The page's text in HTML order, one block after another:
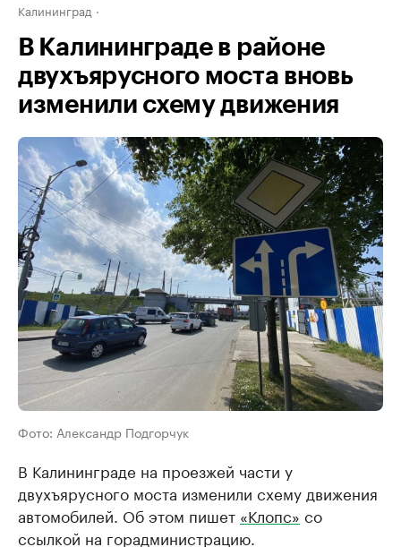
Калининград
В Калининграде в районе
двухъярусного моста вновь
изменили схему движения
Фото: Александр Подгорчук
В Калининграде на проезжей части у
двухъярусного моста изменили схему движения
автомобилей. Об этом пишет «Клопс» со
ссылкой на горадминистрацию.